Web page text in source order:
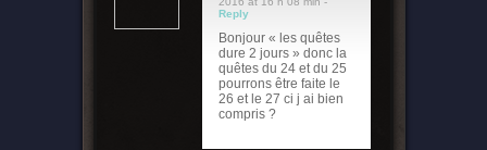
Reply
Bonjour « les quêtes
dure 2 jours » donc la
quêtes du 24 et du 25
pourrons être faite le
26 et le 27 ci j ai bien
compris ?